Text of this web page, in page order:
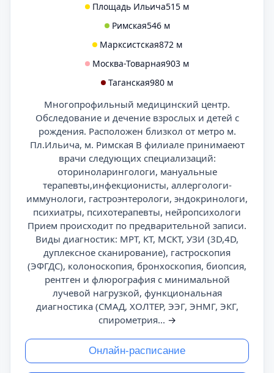
Площадь Ильича515 м
Римская546 м
Марксистская872 м
Москва-Товарная903 м
Таганская980 м
Многопрофильный медицинский центр.
Обследование и дечение взрослых и детей с
рождения. Расположен близкол от метро м.
Пл.Ильича, м. Римская В филиале принимаеют
врачи следующих специализаций:
оториноларингологи, мануальные
терапевты,инфекционисты, аллергологи-
иммунологи, гастроэнтерологи, эндокринологи,
психиатры, психотерапевты, нейропсихологи
Прием происходит по предварительной записи.
Виды диагностик: МРТ, КТ, МСКТ, УЗИ (3D,4D,
дуплексное сканирование), гастроскопия
(ЭФГДС), колоноскопия, бронхоскопия, биопсия,
рентген и флюрография с минимальной
лучевой нагрузкой, функциональная
диагностика (СМАД, ХОЛТЕР, ЭЭГ, ЭНМГ, ЭКГ,
спирометрия... →
Онлайн-расписание